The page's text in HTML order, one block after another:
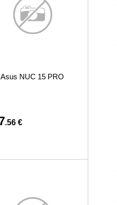
Asus NUC 15 PRO
.56 €